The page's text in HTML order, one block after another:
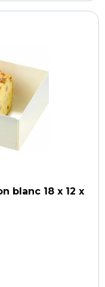
blanc 18 x 12 x